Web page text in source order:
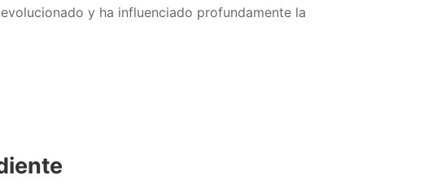
y ha influenciado profundamente la